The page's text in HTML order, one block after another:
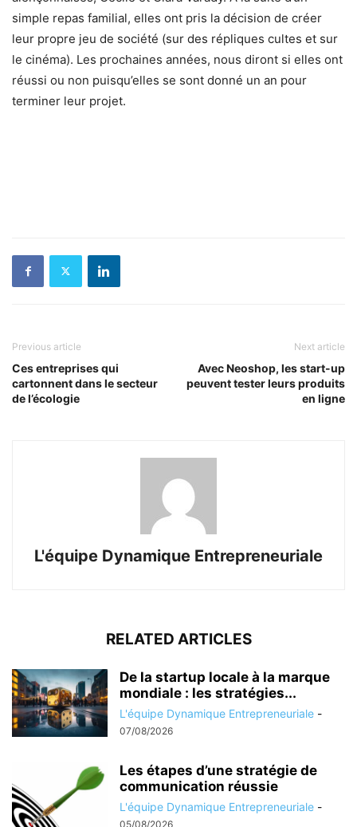
simple repas familial, elles ont pris la décision de créer
leur propre jeu de société (sur des répliques cultes et sur
le cinéma). Les prochaines années, nous diront si elles ont
réussi ou non puisqu’elles se sont donné un an pour
terminer leur projet.
Previous article
Ces entreprises qui
cartonnent dans le secteur
de l’écologie
Next article
Avec Neoshop, les start-up
peuvent tester leurs produits
en ligne
L'équipe Dynamique Entrepreneuriale
RELATED ARTICLES
De la startup locale à la marque
mondiale : les stratégies...
L'équipe Dynamique Entrepreneuriale -
07/08/2026
Les étapes d’une stratégie de
communication réussie
L'équipe Dynamique Entrepreneuriale -
05/08/2026